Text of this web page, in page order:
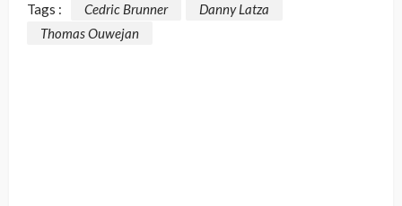
Tags : Cedric Brunner
Danny Latza
Thomas Ouwejan